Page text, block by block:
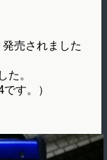
売されました
た。
す。）